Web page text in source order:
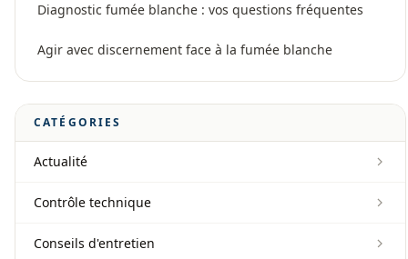
Diagnostic fumée blanche : vos questions fréquentes
Agir avec discernement face à la fumée blanche
CATÉGORIES
Actualité
Contrôle technique
Conseils d'entretien